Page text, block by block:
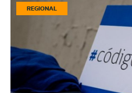
REGIONAL